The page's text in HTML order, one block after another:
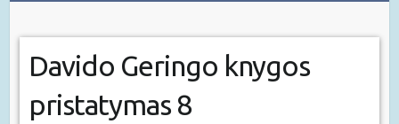
Davido Geringo knygos
pristatymas 8